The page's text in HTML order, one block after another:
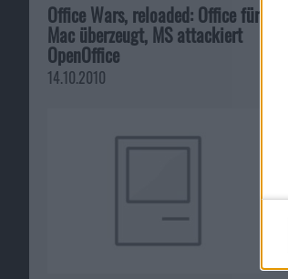
Office Wars, reloaded: Office für
Mac überzeugt, MS attackiert
OpenOffice
14.10.2010